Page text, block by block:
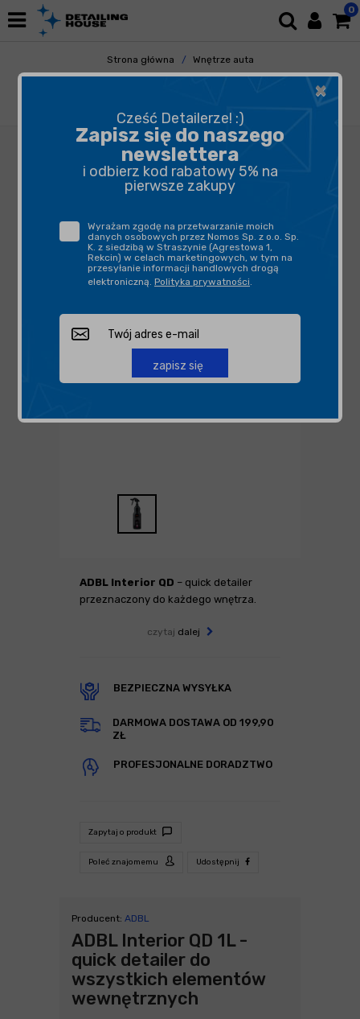
0
Strona główna
Wnętrze auta
Plastiki Wewnętrzne
Interior QD
ADBL Interior QD – quick detailer
przeznaczony do każdego wnętrza.
czytaj dalej
BEZPIECZNA WYSYŁKA
DARMOWA DOSTAWA OD 199,90
ZŁ
PROFESJONALNE DORADZTWO
Zapytaj o produkt
Poleć znajomemu Udostępnij
Producent: ADBL
ADBL Interior QD 1L -
quick detailer do
wszystkich elementów
wewnętrznych
×
Cześć Detailerze! :)
Zapisz się do naszego
newslettera
i odbierz kod rabatowy 5% na
pierwsze zakupy
Wyrażam zgodę na przetwarzanie moich
danych osobowych przez Nomos Sp. z o.o. Sp.
K. z siedzibą w Straszynie (Agrestowa 1,
Rekcin) w celach marketingowych, w tym na
przesyłanie informacji handlowych drogą
elektroniczną. Polityka prywatności.
zapisz się